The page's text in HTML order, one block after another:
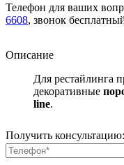
Телефон для ваших
6608, звонок
Описание
Для рестайлинга
декоративные
line.
Получить консультацию: